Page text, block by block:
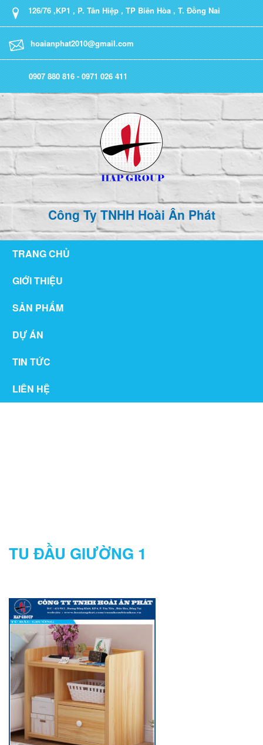
126/76 ,KP1 , P. Tân Hiệp , TP Biên Hòa , T. Đồng Nai
hoaianphat2010@gmail.com
0907 880 816 - 0971 026 411
Công Ty TNHH Hoài Ân Phát
TRANG CHỦ
GIỚI THIỆU
SẢN PHẨM
DỰ ÁN
TIN TỨC
LIÊN HỆ
TU ĐẦU GIƯỜNG 1